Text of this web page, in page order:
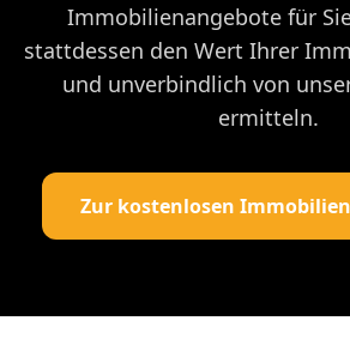
Immobilienangebote für
stattdessen den Wert Ihrer
und unverbindlich von
ermitteln.
Zur kostenlosen